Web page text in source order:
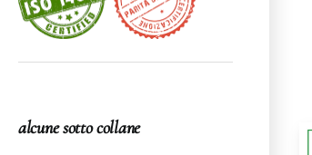
alcune sotto collane